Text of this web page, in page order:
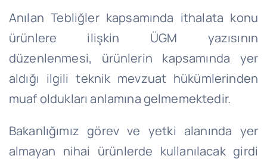
Anılan Tebliğler kapsamında ithalata konu
ürünlere ilişkin ÜGM yazısının
düzenlenmesi, ürünlerin kapsamında yer
aldığı ilgili teknik mevzuat hükümlerinden
muaf oldukları anlamına gelmemektedir.
Bakanlığımız görev ve yetki alanında yer
almayan nihai ürünlerde kullanılacak girdi